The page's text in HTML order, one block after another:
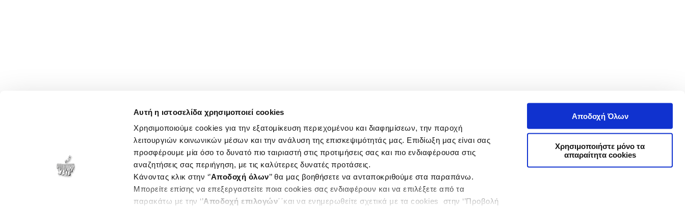
Αυτή η ιστοσελίδα χρησιμοποιεί cookies
Χρησιμοποιούμε cookies για την εξατομίκευση περιεχομένου και διαφημίσεων, την παροχή
λειτουργιών κοινωνικών μέσων και την ανάλυση της επισκεψιμότητάς μας. Επιδίωξη μας είναι σας
προσφέρουμε μία όσο το δυνατό πιο ταιριαστή στις προτιμήσεις σας και πιο ενδιαφέρουσα στις
αναζητήσεις σας περιήγηση, με τις καλύτερες δυνατές προτάσεις.
Κάνοντας κλικ στην ‘’Αποδοχή όλων’’ θα μας βοηθήσετε να ανταποκριθούμε στα παραπάνω.
Μπορείτε επίσης να επεξεργαστείτε ποια cookies σας ενδιαφέρουν και να επιλέξετε από τα
παρακάτω με την ‘’Αποδοχή επιλογών΄΄και να ενημερωθείτε σχετικά με τα cookies στην ‘’Προβολή
Αποδοχή Όλων
Χρησιμοποιήστε μόνο τα
απαραίτητα cookies